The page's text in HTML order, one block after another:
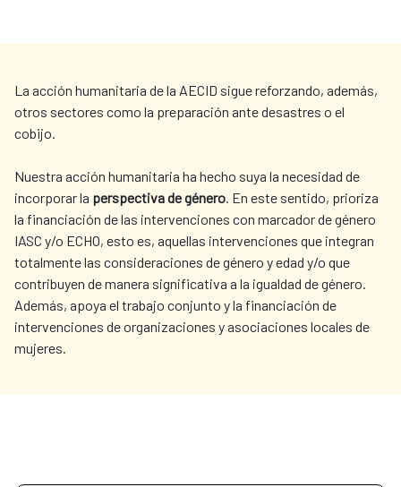
La acción humanitaria de la AECID sigue reforzando, además,
otros sectores como la preparación ante desastres o el
cobijo.
Nuestra acción humanitaria ha hecho suya la necesidad de
incorporar la perspectiva de género. En este sentido, prioriza
la financiación de las intervenciones con marcador de género
IASC y/o ECHO, esto es, aquellas intervenciones que integran
totalmente las consideraciones de género y edad y/o que
contribuyen de manera significativa a la igualdad de género.
Además, apoya el trabajo conjunto y la financiación de
intervenciones de organizaciones y asociaciones locales de
mujeres.